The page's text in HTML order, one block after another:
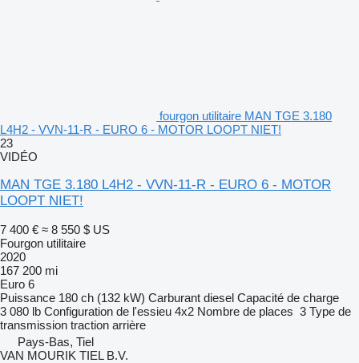
fourgon utilitaire MAN TGE 3.180
L4H2 - VVN-11-R - EURO 6 - MOTOR LOOPT NIET!
23
VIDÉO
MAN TGE 3.180 L4H2 - VVN-11-R - EURO 6 - MOTOR
LOOPT NIET!
7 400 € ≈ 8 550 $ US
Fourgon utilitaire
2020
167 200 mi
Euro 6
Puissance 180 ch (132 kW) Carburant diesel Capacité de charge
3 080 lb Configuration de l'essieu 4x2 Nombre de places 3 Type de
transmission traction arrière
Pays-Bas, Tiel
VAN MOURIK TIEL B.V.